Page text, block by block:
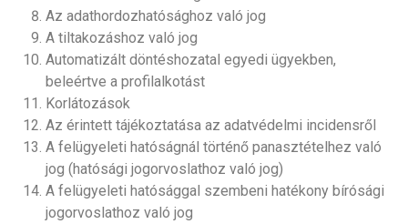
Az adathordozhatósághoz való jog
A tiltakozáshoz való jog
Automatizált döntéshozatal egyedi ügyekben,
beleértve a profilalkotást
Korlátozások
Az érintett tájékoztatása az adatvédelmi incidensről
A felügyeleti hatóságnál történő panasztételhez való
jog (hatósági jogorvoslathoz való jog)
A felügyeleti hatósággal szembeni hatékony bírósági
jogorvoslathoz való jog